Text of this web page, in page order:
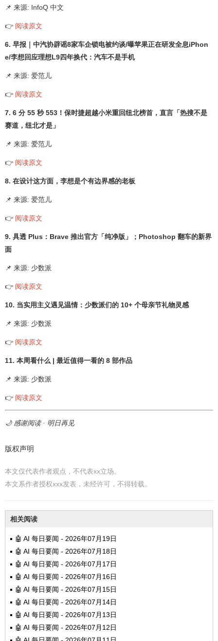
📌 来源: InfoQ 中文
👉 阅读原文
6. 早报｜中汽协辟谣8家车企锁电被约谈/曝苹果正在研发全息iPhon
e/李想回应理想L9四年换代：汽车不是手机
📌 来源: 爱范儿
👉 阅读原文
7. 6 分 55 秒 553！保时捷超越小米重回纽北榜首，直言「热搜不是
赛道，纽北才是」
📌 来源: 爱范儿
👉 阅读原文
8. 在设计这方面，李想是个有边界感的老板
📌 来源: 爱范儿
👉 阅读原文
9. 具透 Plus：Brave 推出官方「纯净版」；Photoshop 翻车的新界
面
📌 来源: 少数派
👉 阅读原文
10. 当实用主义遇见温情：少数派们的 10+ 个母亲节礼物灵感
📌 来源: 少数派
👉 阅读原文
11. 本周看什么 | 最近值得一看的 8 部作品
📌 来源: 少数派
👉 阅读原文
🌙 感谢阅读 · 明日再见
版权声明
本文仅代表作者观点，不代表xx立场。
本文系作者授权xxx发表，未经许可，不得转载。
相关阅读
🤖 AI 每日要闻 - 2026年07月19日
🤖 AI 每日要闻 - 2026年07月18日
🤖 AI 每日要闻 - 2026年07月17日
🤖 AI 每日要闻 - 2026年07月16日
🤖 AI 每日要闻 - 2026年07月15日
🤖 AI 每日要闻 - 2026年07月14日
🤖 AI 每日要闻 - 2026年07月13日
🤖 AI 每日要闻 - 2026年07月12日